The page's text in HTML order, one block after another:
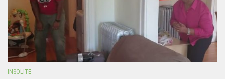
INSOLITE